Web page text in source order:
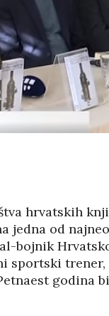
hrvatskih
jedna od
bojnik
sportski trener,
godina
IZ DRUGOG
MEĐU
ZEMLJAMA
E-
07/
05/